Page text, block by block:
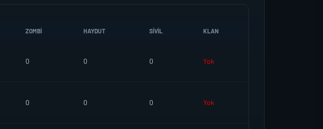
ZOMBI HAYDUT SIVIL KLAN
0 0 0 Yok
0 0 0 Yok